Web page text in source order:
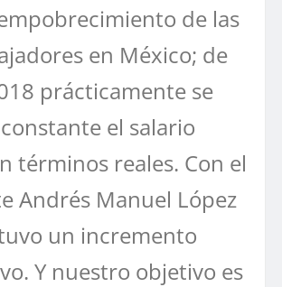
de las
en México; de
prácticamente se
el salario
términos reales. Con el
Andrés Manuel López
un incremento
Y nuestro objetivo es